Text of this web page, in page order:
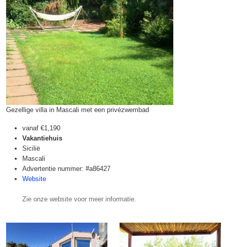
Gezellige villa in Mascali met een privézwembad
vanaf €1,190
Vakantiehuis
Sicilië
Mascali
Advertentie nummer: #a86427
Website
Zie onze website voor meer informatie.